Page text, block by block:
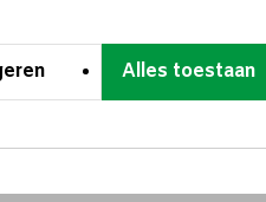
Alles toestaan